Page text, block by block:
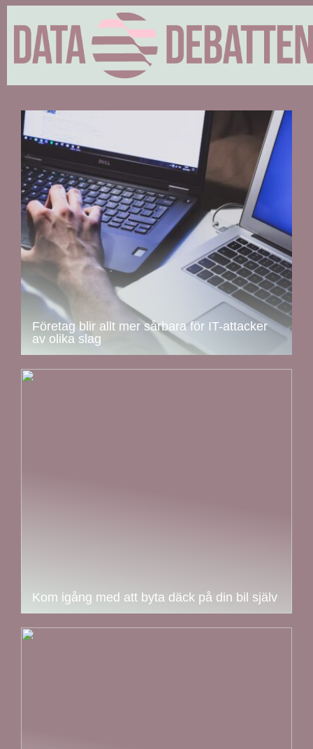
Företag blir allt mer sårbara för IT-attacker
av olika slag
Kom igång med att byta däck på din bil själv